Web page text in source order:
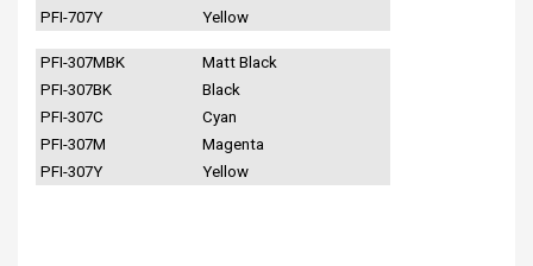
PFI-707Y
Yellow
PFI-307MBK
Matt Black
PFI-307BK
Black
PFI-307C
Cyan
PFI-307M
Magenta
PFI-307Y
Yellow